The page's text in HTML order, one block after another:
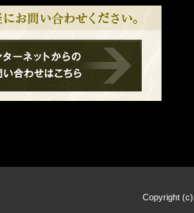
Copyright